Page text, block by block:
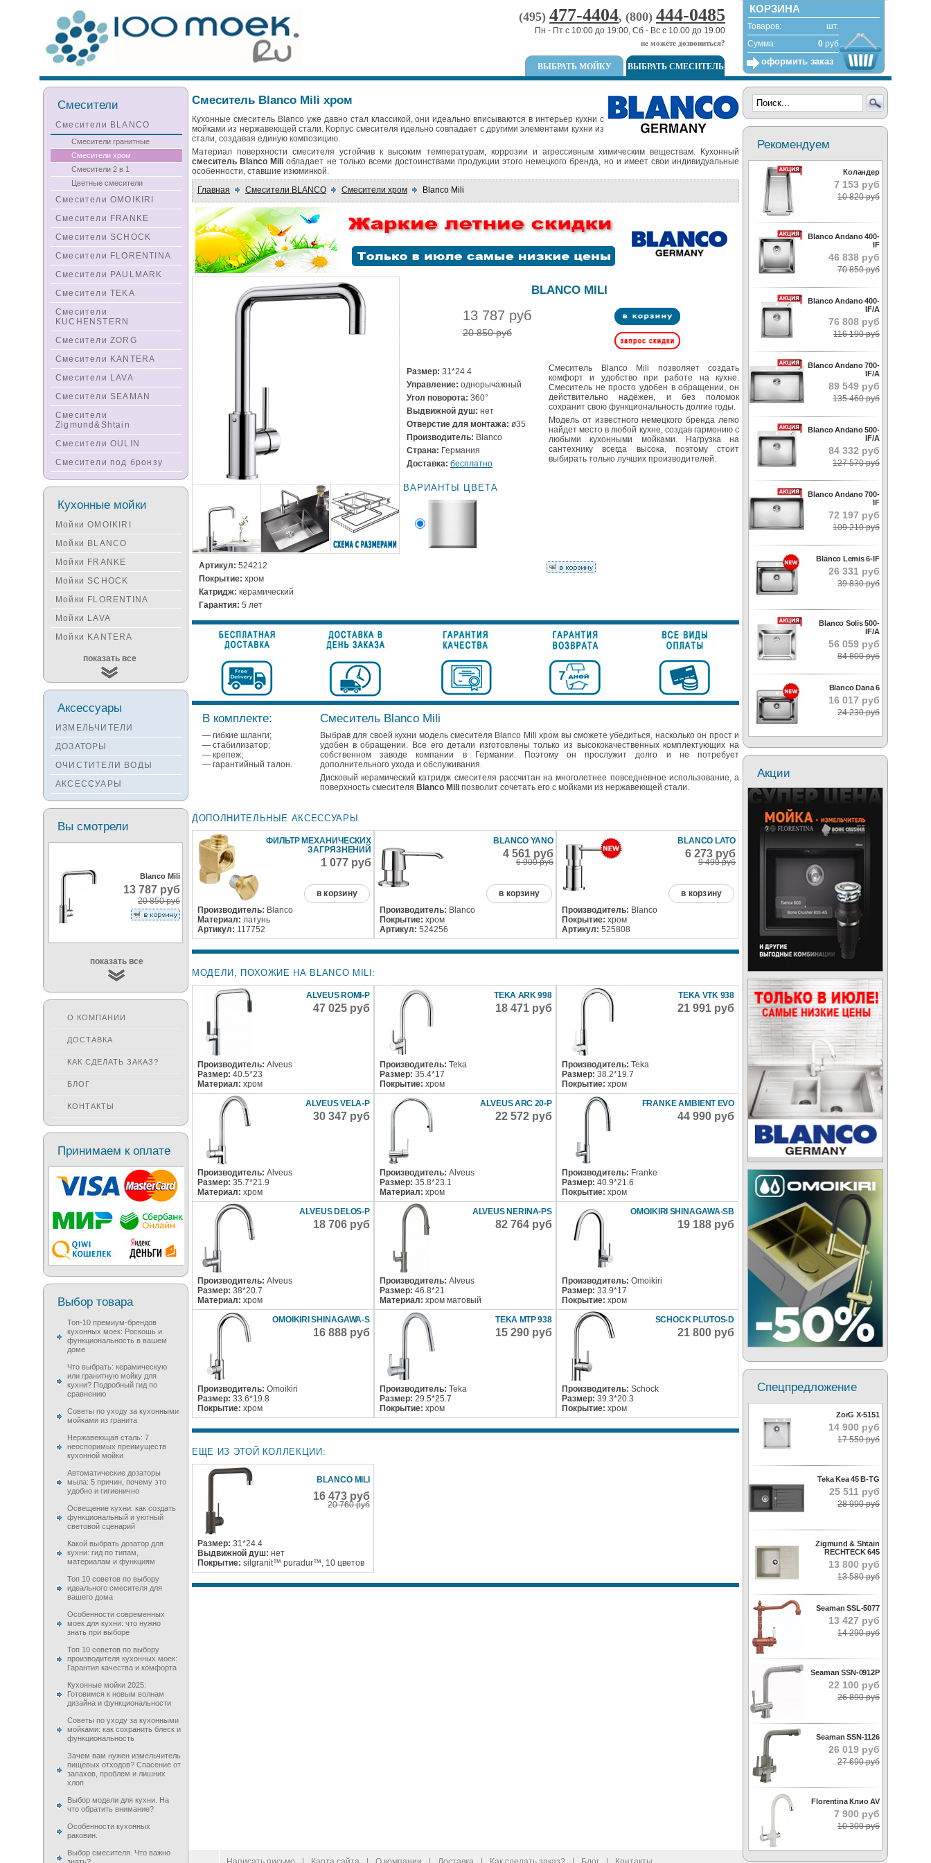
Смеситель Blanco Mili хром
Кухонные смеситель Blanco уже давно стал классикой, они идеально вписываются в интерьер кухни с
мойками из нержавеющей стали. Корпус смесителя идельно совпадает с другими элементами кухни из
стали, создавая единую композицию.
Материал поверхности смесителя устойчив к высоким температурам, коррозии и агрессивным химическим веществам. Кухонный
смеситель Blanco Mili обладает не только всеми достоинствами продукции этого немецкого бренда, но и имеет свои индивидуальные
особенности, ставшие изюминкой.
Главная
Смесители BLANCO Смесители хром Blanco Mili
BLANCO MILI
13 787 руб
20 850 руб
Размер: 31*24.4
Управление: однорычажный
Угол поворота: 360°
Выдвижной душ: нет
Отверстие для монтажа: ø35
Производитель: Blanco
Страна: Германия
Доставка: бесплатно
Смеситель Blanco Mili позволяет создать
комфорт и удобство при работе на кухне.
Смеситель не просто удобен в обращении, он
действительно надёжен, и без поломок
сохранит свою функциональность долгие годы.
Модель от известного немецкого бренда легко
найдет место в любой кухне, создав гармонию с
любыми кухонными мойками. Нагрузка на
сантехнику всегда высока, поэтому стоит
выбирать только лучших производителей.
ВАРИАНТЫ ЦВЕТА
Артикул: 524212
Покрытие: хром
Катридж: керамический
Гарантия: 5 лет
В комплекте:
— гибкие шланги;
— стабилизатор;
— крепеж;
— гарантийный талон.
Смеситель Blanco Mili
Выбрав для своей кухни модель смесителя Blanco Mili хром вы сможете убедиться, насколько он прост и
удобен в обращении. Все его детали изготовлены только из высококачественных комплектующих на
собственном заводе компании в Германии. Поэтому он прослужит долго и не потребует
дополнительного ухода и обслуживания.
Дисковый керамический катридж смесителя рассчитан на многолетнее повседневное использование, а
поверхность смесителя Blanco Mili позволит сочетать его с мойками из нержавеющей стали.
ДОПОЛНИТЕЛЬНЫЕ АКСЕССУАРЫ
ФИЛЬТР МЕХАНИЧЕСКИХ
ЗАГРЯЗНЕНИЙ
1 077 руб
в корзину
Производитель: Blanco
Материал: латунь
Артикул: 117752
BLANCO YANO
4 561 руб
6 900 руб
в корзину
Производитель: Blanco
Покрытие: хром
Артикул: 524256
BLANCO LATO
6 273 руб
9 490 руб
в корзину
Производитель: Blanco
Покрытие: хром
Артикул: 525808
МОДЕЛИ, ПОХОЖИЕ НА BLANCO MILI:
ALVEUS ROMI-P
47 025 руб
Производитель: Alveus
Размер: 40.5*23
Материал: хром
TEKA ARK 998
18 471 руб
Производитель: Teka
Размер: 35.4*17
Покрытие:хром
TEKA VTK 938
21 991 руб
Производитель: Teka
Размер: 38.2*19.7
Покрытие:хром
ALVEUS VELA-P
30 347 руб
Производитель: Alveus
Размер: 35.7*21.9
Материал: хром
ALVEUS ARC 20-P
22 572 руб
Производитель: Alveus
Размер: 35.8*23.1
Материал:хром
FRANKE AMBIENT EVO
44 990 руб
Производитель: Franke
Размер: 40.9*21.6
Покрытие:хром
ALVEUS DELOS-P
18 706 руб
Производитель: Alveus
Размер: 38*20.7
Материал: хром
ALVEUS NERINA-PS
82 764 руб
Производитель: Alveus
Размер: 46.8*21
Материал:хром матовый
OMOIKIRI SHINAGAWA-SB
19 188 руб
Производитель: Omoikiri
Размер: 33.9*17
Покрытие:хром
OMOIKIRI SHINAGAWA-S
16 888 руб
Производитель: Omoikiri
Размер: 33.6*19.8
Покрытие: хром
TEKA MTP 938
15 290 руб
Производитель: Teka
Размер: 29.5*25.7
Покрытие:хром
SCHOCK PLUTOS-D
21 800 руб
Производитель: Schock
Размер: 39.3*20.3
Покрытие:хром
ЕЩЕ ИЗ ЭТОЙ КОЛЛЕКЦИИ:
BLANCO MILI
16 473 руб
20 760 руб
Размер: 31*24.4
Выдвижной душ: нет
Покрытие: silgranit™ puradur™, 10 цветов
Смесители
Смесители BLANCO
Смесители гранитные
Смесители хром
Смесители 2 в 1
Цветные смесители
Смесители OMOIKIRI
Смесители FRANKE
Смесители SCHOCK
Смесители FLORENTINA
Смесители PAULMARK
Смесители TEKA
Смесители
KUCHENSTERN
Смесители ZORG
Смесители KANTERA
Смесители LAVA
Смесители SEAMAN
Смесители
Zigmund&Shtain
Смесители OULIN
Смесители под бронзу
Кухонные мойки
Мойки OMOIKIRI
Мойки BLANCO
Мойки FRANKE
Мойки SCHOCK
Мойки FLORENTINA
Мойки LAVA
Мойки KANTERA
Мойки KUCHENSTERN
Мойки ALVEUS
Мойки TEKA
Мойки ZORG
Мойки SEAMAN
Мойки ZIGMUND&SHTAIN
Мойки OULIN
Мойки PAULMARK
показать все
Аксессуары
ИЗМЕЛЬЧИТЕЛИ
ДОЗАТОРЫ
ОЧИСТИТЕЛИ ВОДЫ
АКСЕССУАРЫ
Вы смотрели
Blanco Mili
13 787 руб
20 850 руб
показать все
О КОМПАНИИ
ДОСТАВКА
КАК СДЕЛАТЬ ЗАКАЗ?
БЛОГ
КОНТАКТЫ
Принимаем к оплате
Выбор товара
Топ-10 премиум-брендов
кухонных моек: Роскошь и
функциональность в вашем
доме
Что выбрать: керамическую
или гранитную мойку для
кухни? Подробный гид по
сравнению
Советы по уходу за кухонными
мойками из гранита
Нержавеющая сталь: 7
неоспоримых преимуществ
кухонной мойки
Автоматические дозаторы
мыла: 5 причин, почему это
удобно и гигиенично
Освещение кухни: как создать
функциональный и уютный
световой сценарий
Какой выбрать дозатор для
кухни: гид по типам,
материалам и функциям
Топ 10 советов по выбору
идеального смесителя для
вашего дома
Особенности современных
моек для кухни: что нужно
знать при выборе
Топ 10 советов по выбору
производителя кухонных моек:
Гарантия качества и комфорта
Кухонные мойки 2025:
Готовимся к новым волнам
дизайна и функциональности
Советы по уходу за кухонными
мойками: как сохранить блеск и
функциональность
Зачем вам нужен измельчитель
пищевых отходов? Спасение от
запахов, проблем и лишних
хлоп
Выбор модели для кухни. На
что обратить внимание?
Особенности кухонных
раковин.
Выбор смесителя. Что важно
Рекомендуем
Коландер
7 153 руб
10 820 руб
Blanco Andano 400-
IF
46 838 руб
70 850 руб
Blanco Andano 400-
IF/A
76 808 руб
116 190 руб
Blanco Andano 700-
IF/A
89 549 руб
135 460 руб
Blanco Andano 500-
IF/A
84 332 руб
127 570 руб
Blanco Andano 700-
IF
72 197 руб
109 210 руб
Blanco Lemis 6-IF
26 331 руб
39 830 руб
Blanco Solis 500-
IF/A
56 059 руб
84 800 руб
Blanco Dana 6
16 017 руб
24 230 руб
Акции
Спецпредложение
ZorG X-5151
14 900 руб
17 550 руб
Teka Kea 45 B-TG
25 511 руб
28 990 руб
Zigmund & Shtain
RECHTECK 645
13 800 руб
13 580 руб
Seaman SSL-5077
13 427 руб
14 290 руб
Seaman SSN-0912P
22 100 руб
26 890 руб
Seaman SSN-1126
26 019 руб
27 690 руб
Florentina Клио AV
7 900 руб
10 300 руб
(495) 477-4404, (800) 444-0485
Пн - Пт с 10:00 до 19:00, Сб - Вс с 10.00 до 19.00
не можете дозвониться?
КОРЗИНА
Товаров:
шт.
Сумма:
0руб
оформить заказ
ВЫБРАТЬ СМЕСИТЕЛЬ
ВЫБРАТЬ МОЙКУ